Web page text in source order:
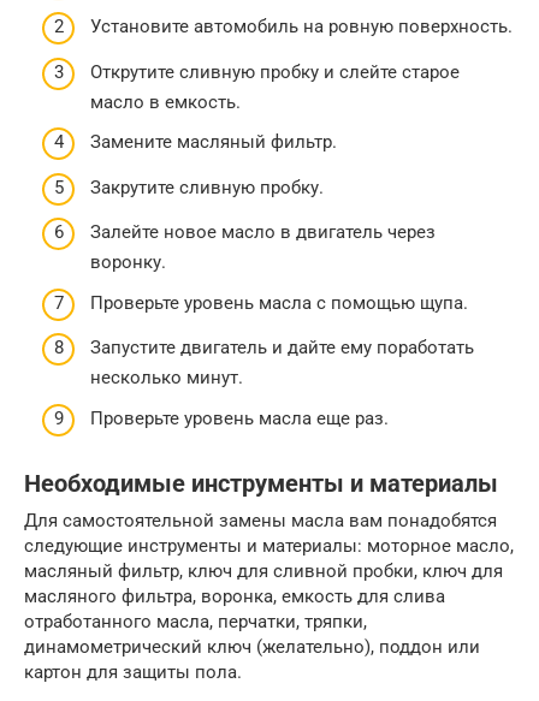
Установите автомобиль на ровную поверхность.
Открутите сливную пробку и слейте старое
масло в емкость.
Замените масляный фильтр.
Закрутите сливную пробку.
Залейте новое масло в двигатель через
воронку.
Проверьте уровень масла с помощью щупа.
Запустите двигатель и дайте ему поработать
несколько минут.
Проверьте уровень масла еще раз.
Необходимые инструменты и материалы
Для самостоятельной замены масла вам понадобятся
следующие инструменты и материалы: моторное масло,
масляный фильтр, ключ для сливной пробки, ключ для
масляного фильтра, воронка, емкость для слива
отработанного масла, перчатки, тряпки,
динамометрический ключ (желательно), поддон или
картон для защиты пола.